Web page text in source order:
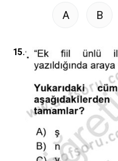
A B
15.